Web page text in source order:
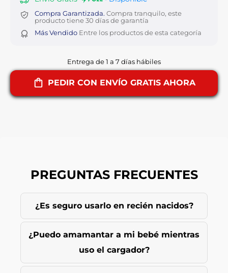
Compra Garantizada. Compra tranquilo, este
producto tiene 30 días de garantía
Más Vendido Entre los productos de esta categoría
Entrega de 1 a 7 días hábiles
PEDIR CON ENVÍO GRATIS AHORA
PREGUNTAS FRECUENTES
¿Es seguro usarlo en recién nacidos?
¿Puedo amamantar a mi bebé mientras
uso el cargador?